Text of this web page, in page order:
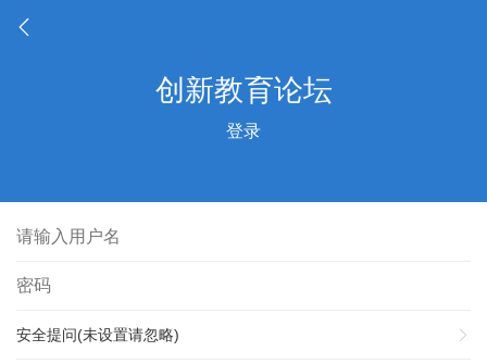
登录
安全提问(未设置请忽略)